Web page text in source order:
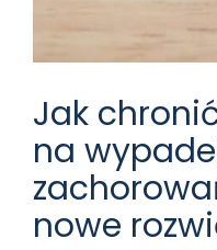
Jak
na
nowe